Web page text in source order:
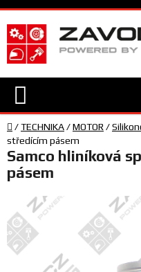
Přejít
na
obsah
TECHNIKA
VYBAVENÍ
JEZDEC
TÝM
Domů
/TECHNIKA/MOTOR /
středícím pásem
Samco hliníková
pásem